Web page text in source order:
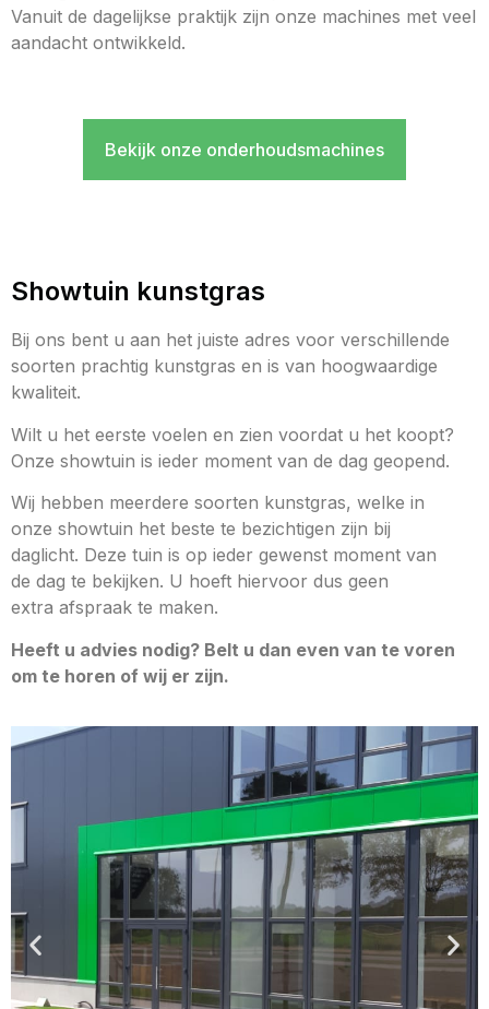
Vanuit de dagelijkse praktijk zijn onze machines met veel
aandacht ontwikkeld.
Bekijk onze onderhoudsmachines
Showtuin kunstgras
Bij ons bent u aan het juiste adres voor verschillende
soorten prachtig kunstgras en is van hoogwaardige
kwaliteit.
Wilt u het eerste voelen en zien voordat u het koopt?
Onze showtuin is ieder moment van de dag geopend.
Wij hebben meerdere soorten kunstgras, welke in
onze showtuin het beste te bezichtigen zijn bij
daglicht. Deze tuin is op ieder gewenst moment van
de dag te bekijken. U hoeft hiervoor dus geen
extra afspraak te maken.
Heeft u advies nodig? Belt u dan even van te voren
om te horen of wij er zijn.